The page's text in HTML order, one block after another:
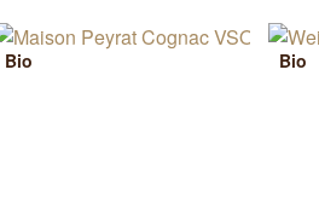
Bio Bio